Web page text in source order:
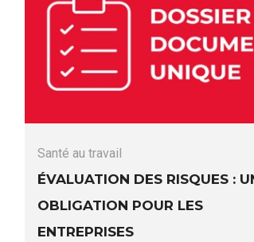
Santé au travail
Évaluation des risques :
obligation pour les
entreprises